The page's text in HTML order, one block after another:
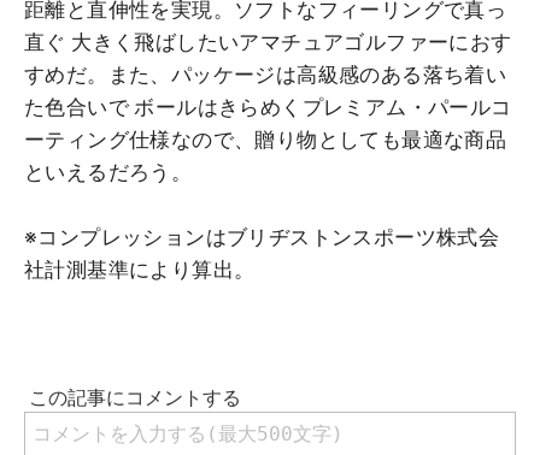
距離と直伸性を実現。ソフトなフィーリングで真っ
直ぐ 大きく飛ばしたいアマチュアゴルファーにおす
すめだ。また、パッケージは高級感のある落ち着い
た色合いで ボールはきらめくプレミアム・パールコ
ーティング仕様なので、贈り物としても最適な商品
といえるだろう。
※コンプレッションはブリヂストンスポーツ株式会
社計測基準により算出。